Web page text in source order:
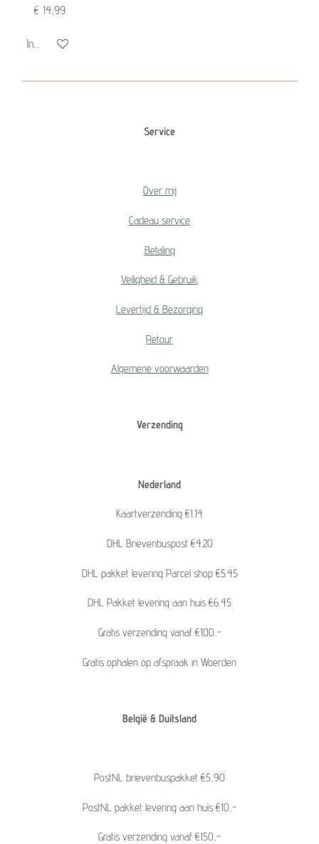
€ 14,99
In winkelwagen
Service
Over mij
Cadeau service
Betaling
Veiligheid & Gebruik
Levertijd & Bezorging
Retour
Algemene voorwaarden
Verzending
Nederland
Kaartverzending €1.14
DHL Brievenbuspost €4.20
DHL pakket levering Parcel shop €5.45
DHL Pakket levering aan huis €6.45
Gratis verzending vanaf €100,-
Gratis ophalen op afspraak in Woerden
België & Duitsland
PostNL brievenbuspakket €5,90
PostNL pakket levering aan huis €10,-
Gratis verzending vanaf €150,-